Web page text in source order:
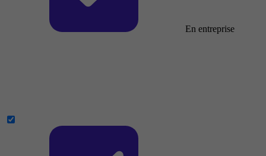
En entreprise